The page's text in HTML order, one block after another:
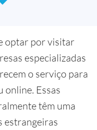
optar por visitar
especializadas
o serviço para
online. Essas
têm uma
estrangeiras